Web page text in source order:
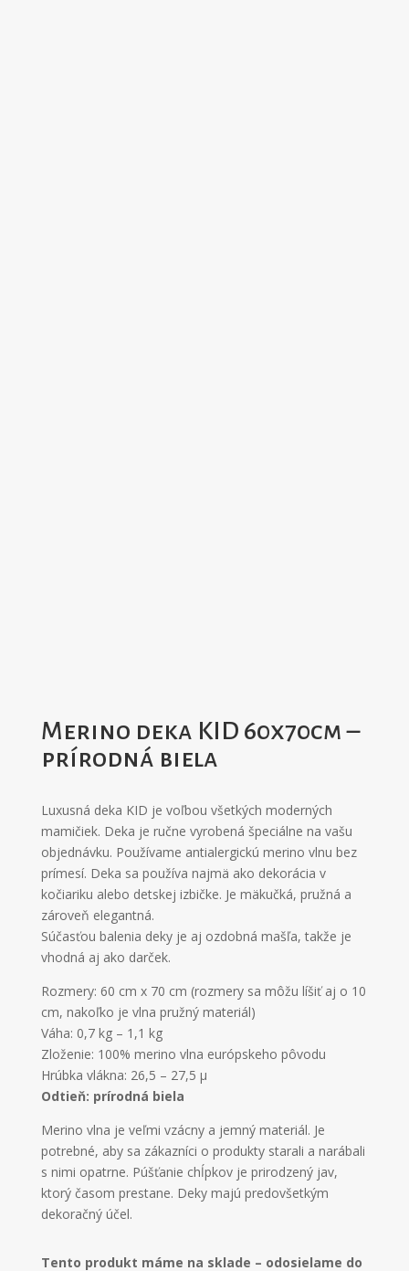
Merino deka KID 60x70cm –
prírodná biela
Luxusná deka KID je voľbou všetkých moderných
mamičiek. Deka je ručne vyrobená špeciálne na vašu
objednávku. Používame antialergickú merino vlnu bez
prímesí. Deka sa používa najmä ako dekorácia v
kočiariku alebo detskej izbičke. Je mäkučká, pružná a
zároveň elegantná.
Súčasťou balenia deky je aj ozdobná mašľa, takže je
vhodná aj ako darček.
Rozmery: 60 cm x 70 cm (rozmery sa môžu líšiť aj o 10
cm, nakoľko je vlna pružný materiál)
Váha: 0,7 kg – 1,1 kg
Zloženie: 100% merino vlna európskeho pôvodu
Hrúbka vlákna: 26,5 – 27,5 µ
Odtieň: prírodná biela
Merino vlna je veľmi vzácny a jemný materiál. Je
potrebné, aby sa zákazníci o produkty starali a narábali
s nimi opatrne. Púšťanie chĺpkov je prirodzený jav,
ktorý časom prestane. Deky majú predovšetkým
dekoračný účel.
Tento produkt máme na sklade – odosielame do